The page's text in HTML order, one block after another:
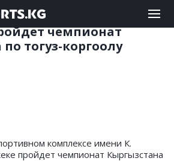
08.06.2023 14:06
чемпионат
тогуз-коргоолу
комплексе имени К.
пройдет чемпионат Кыргызстана